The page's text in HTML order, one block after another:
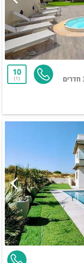
10
1